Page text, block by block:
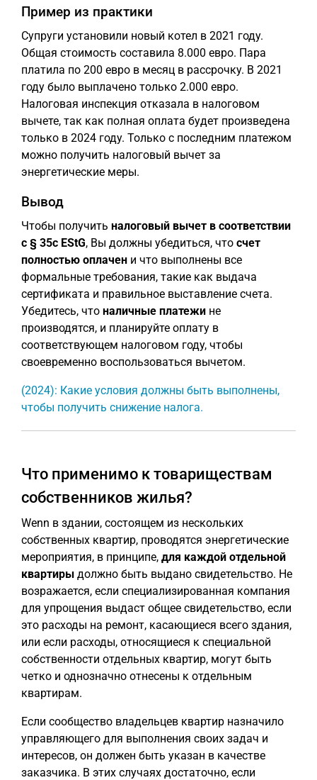
Пример из практики
Супруги установили новый котел в 2021 году.
Общая стоимость составила 8.000 евро. Пара
платила по 200 евро в месяц в рассрочку. В 2021
году было выплачено только 2.000 евро.
Налоговая инспекция отказала в налоговом
вычете, так как полная оплата будет произведена
только в 2024 году. Только с последним платежом
можно получить налоговый вычет за
энергетические меры.
Вывод
Чтобы получить налоговый вычет в соответствии
с § 35c EStG, Вы должны убедиться, что счет
полностью оплачен и что выполнены все
формальные требования, такие как выдача
сертификата и правильное выставление счета.
Убедитесь, что наличные платежи не
производятся, и планируйте оплату в
соответствующем налоговом году, чтобы
своевременно воспользоваться вычетом.
(2024): Какие условия должны быть выполнены,
чтобы получить снижение налога.
Что применимо к товариществам
собственников жилья?
Wenn в здании, состоящем из нескольких
собственных квартир, проводятся энергетические
мероприятия, в принципе, для каждой отдельной
квартиры должно быть выдано свидетельство. Не
возражается, если специализированная компания
для упрощения выдаст общее свидетельство, если
это расходы на ремонт, касающиеся всего здания,
или если расходы, относящиеся к специальной
собственности отдельных квартир, могут быть
четко и однозначно отнесены к отдельным
квартирам.
Если сообщество владельцев квартир назначило
управляющего для выполнения своих задач и
интересов, он должен быть указан в качестве
заказчика. В этих случаях достаточно, если